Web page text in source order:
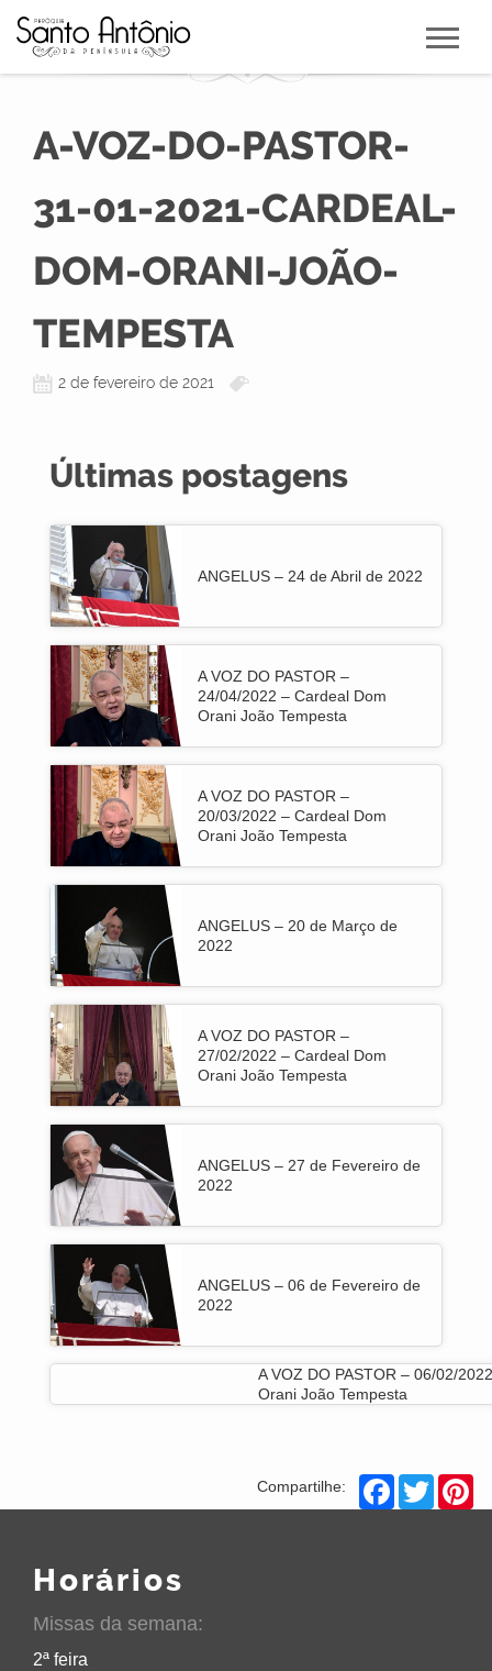
A-VOZ-DO-PASTOR-
31-01-2021-CARDEAL-
DOM-ORANI-JOÃO-
TEMPESTA
2 de fevereiro de 2021
Últimas postagens
ANGELUS – 24 de Abril de 2022
A VOZ DO PASTOR –
24/04/2022 – Cardeal Dom
Orani João Tempesta
A VOZ DO PASTOR –
20/03/2022 – Cardeal Dom
Orani João Tempesta
ANGELUS – 20 de Março de
2022
A VOZ DO PASTOR –
27/02/2022 – Cardeal Dom
Orani João Tempesta
ANGELUS – 27 de Fevereiro de
2022
ANGELUS – 06 de Fevereiro de
2022
A VOZ DO PASTOR – 06/02/
Orani João Tempesta
Compartilhe: Facebook
Twitter
Horários
Missas da semana:
2ª feira